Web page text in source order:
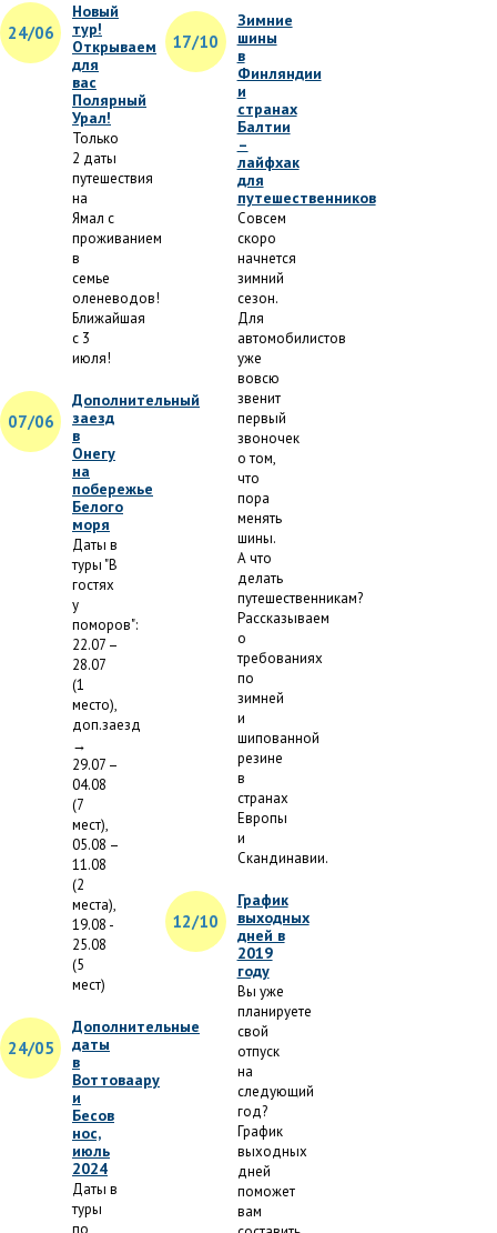
24/06
Новый
тур!
Открываем
для
вас
Полярный
Урал!
Только
2 даты
путешествия
на
Ямал с
проживанием
в
семье
оленеводов!
Ближайшая
с 3
июля!
07/06
Дополнительный
заезд
в
Онегу
на
побережье
Белого
моря
Даты в
туры "В
гостях
у
поморов":
22.07 –
28.07
(1
место),
доп.заезд
→
29.07 –
04.08
(7
мест),
05.08 –
11.08
(2
места),
19.08 -
25.08
(5
мест)
24/05
Дополнительные
даты
в
Воттоваару
и
Бесов
нос,
июль
2024
Даты в
туры
по
17/10
Зимние
шины
в
Финляндии
и
странах
Балтии
–
лайфхак
для
путешественников
Совсем
скоро
начнется
зимний
сезон.
Для
автомобилистов
уже
вовсю
звенит
первый
звоночек
о том,
что
пора
менять
шины.
А что
делать
путешественникам?
Рассказываем
о
требованиях
по
зимней
и
шипованной
резине
в
странах
Европы
и
Скандинавии.
12/10
График
выходных
дней в
2019
году
Вы уже
планируете
свой
отпуск
на
следующий
год?
График
выходных
дней
поможет
вам